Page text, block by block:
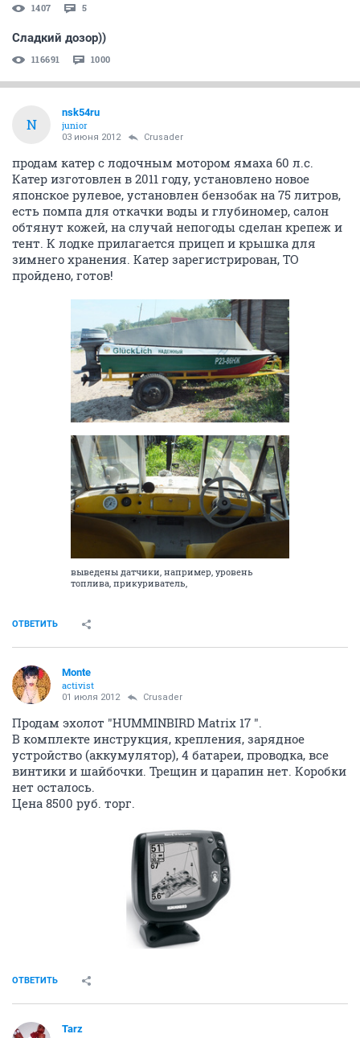
1407 5
Сладкий дозор))
116691 1000
N
nsk54ru
junior
03 июня 2012 Crusader
продам катер с лодочным мотором ямаха 60 л.с.
Катер изготовлен в 2011 году, установлено новое
японское рулевое, установлен бензобак на 75 литров,
есть помпа для откачки воды и глубиномер, салон
обтянут кожей, на случай непогоды сделан крепеж и
тент. К лодке прилагается прицеп и крышка для
зимнего хранения. Катер зарегистрирован, ТО
пройдено, готов!
выведены датчики, например, уровень
топлива, прикуриватель,
ОТВЕТИТЬ
Monte
activist
01 июля 2012 Crusader
Продам эхолот "HUMMINBIRD Matrix 17 ".
В комплекте инструкция, крепления, зарядное
устройство (аккумулятор), 4 батареи, проводка, все
винтики и шайбочки. Трещин и царапин нет. Коробки
нет осталось.
Цена 8500 руб. торг.
ОТВЕТИТЬ
Tarz